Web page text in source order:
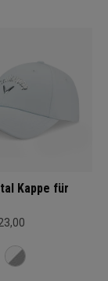
Kappe für